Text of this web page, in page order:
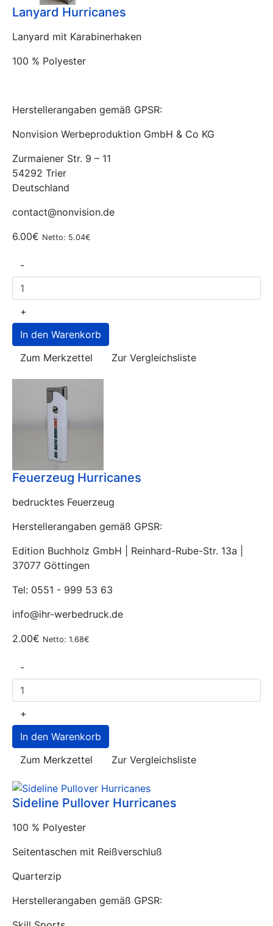
Lanyard Hurricanes
Lanyard mit Karabinerhaken
100 % Polyester
Herstellerangaben gemäß GPSR:
Nonvision Werbeproduktion GmbH & Co KG
Zurmaiener Str. 9 – 11
54292 Trier
Deutschland
contact@nonvision.de
6.00€ Netto: 5.04€
-
+
Zum Merkzettel Zur Vergleichsliste
Feuerzeug Hurricanes
bedrucktes Feuerzeug
Herstellerangaben gemäß GPSR:
Edition Buchholz GmbH | Reinhard-Rube-Str. 13a |
37077 Göttingen
Tel: 0551 - 999 53 63
info@ihr-werbedruck.de
2.00€ Netto: 1.68€
-
+
Zum Merkzettel Zur Vergleichsliste
Sideline Pullover Hurricanes
100 % Polyester
Seitentaschen mit Reißverschluß
Quarterzip
Herstellerangaben gemäß GPSR: